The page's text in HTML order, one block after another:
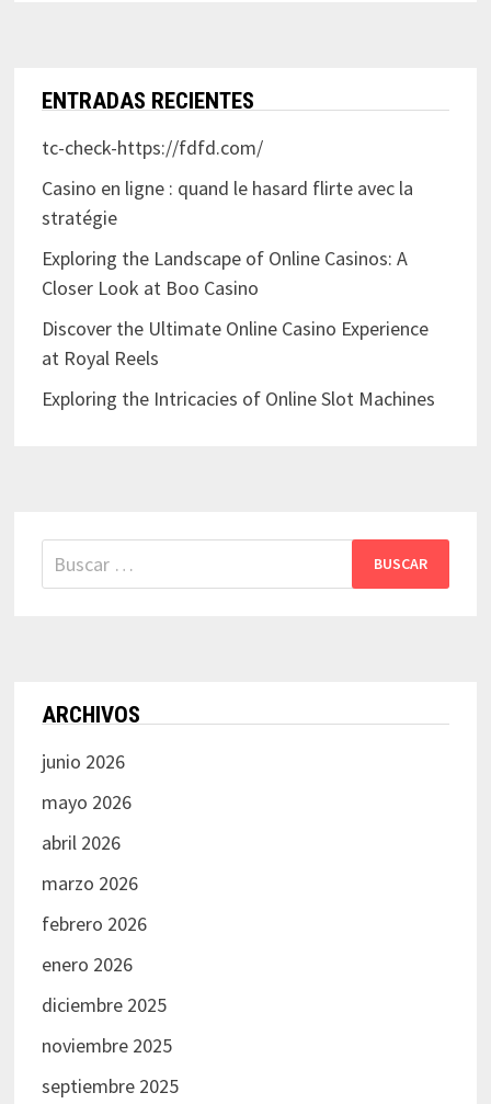
ENTRADAS RECIENTES
tc-check-https://fdfd.com/
Casino en ligne : quand le hasard flirte avec la
stratégie
Exploring the Landscape of Online Casinos: A
Closer Look at Boo Casino
Discover the Ultimate Online Casino Experience
at Royal Reels
Exploring the Intricacies of Online Slot Machines
Buscar:
ARCHIVOS
junio 2026
mayo 2026
abril 2026
marzo 2026
febrero 2026
enero 2026
diciembre 2025
noviembre 2025
septiembre 2025